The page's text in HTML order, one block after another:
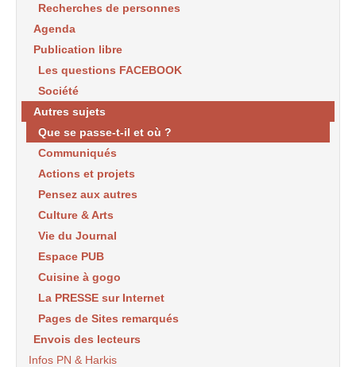
Recherches de personnes
Agenda
Publication libre
Les questions FACEBOOK
Société
Autres sujets
Que se passe-t-il et où ?
Communiqués
Actions et projets
Pensez aux autres
Culture & Arts
Vie du Journal
Espace PUB
Cuisine à gogo
La PRESSE sur Internet
Pages de Sites remarqués
Envois des lecteurs
Infos PN & Harkis